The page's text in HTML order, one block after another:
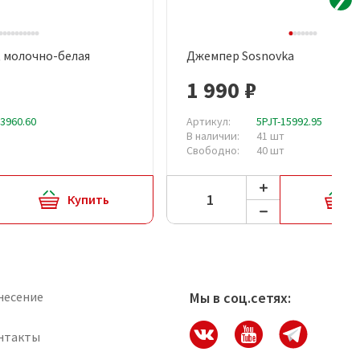
просмотр
молочно-белая
Купить
Быстрый просмотр
Джемпер Sosnovka
1 990 ₽
Артикул:
5PJT-15992.95
В наличии:
41 шт
Свободно:
40 шт
Мы в соц.сетях: